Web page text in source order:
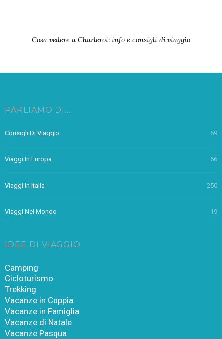
Cosa vedere a Charleroi: info e consigli di viaggio
PARLIAMO DI…
Consigli Di Viaggio 69
Viaggi In Europa 66
Viaggi In Italia 250
Viaggi Nel Mondo 19
IDEE DI VIAGGIO
Camping
Cicloturismo
Trekking
Vacanze in Coppia
Vacanze in Famiglia
Vacanze di Natale
Vacanze Pasqua